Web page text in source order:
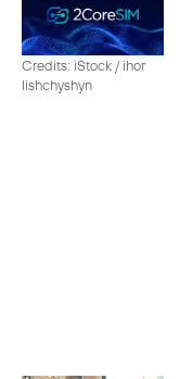
Credits: iStock / ihor
lishchyshyn